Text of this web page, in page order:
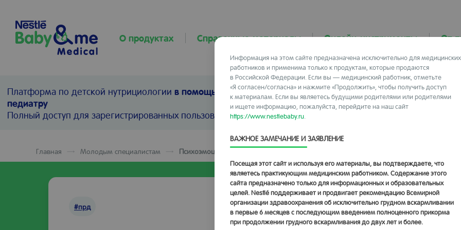
О продуктах Справочные материалы Онлайн-инструменты От
Платформа по детской нутрициологии в помощь практикующему врачу-
педиатру
Полный доступ для зарегистрированных пользователей
Зарегистрироваться
Главная Молодым специалистам Психоэмоциональное состояние матери после родов: не проходим мимо
#прд
Информация на этом сайте предназначена исключительно для медицинских
работников и применима только к продуктам, которые продаются
в Российской Федерации. Если вы — медицинский работник, отметьте
«Я согласен/согласна» и нажмите «Продолжить», чтобы получить доступ
к материалам. Если вы являетесь будущими родителями или родителями
и ищете информацию, пожалуйста, перейдите на наш сайт
https://www.nestlebaby.ru
ВАЖНОЕ ЗАМЕЧАНИЕ И ЗАЯВЛЕНИЕ
Посещая этот сайт и используя его материалы, вы подтверждаете, что
являетесь практикующим медицинским работником. Содержание этого
сайта предназначено только для информационных и образовательных
целей. Nestlé поддерживает и продвигает рекомендацию Всемирной
организации здравоохранения об исключительно грудном вскармливании
в первые 6 месяцев с последующим введением полноценного прикорма
при продолжении грудного вскармливания до двух лет и более.